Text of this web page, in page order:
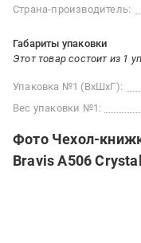
Страна-производитель:
Габариты упаковки
Этот товар состоит из 1
Упаковка №1 (ВхШхГ):
Вес упаковки №1:
Фото Чехол-
Bravis A506